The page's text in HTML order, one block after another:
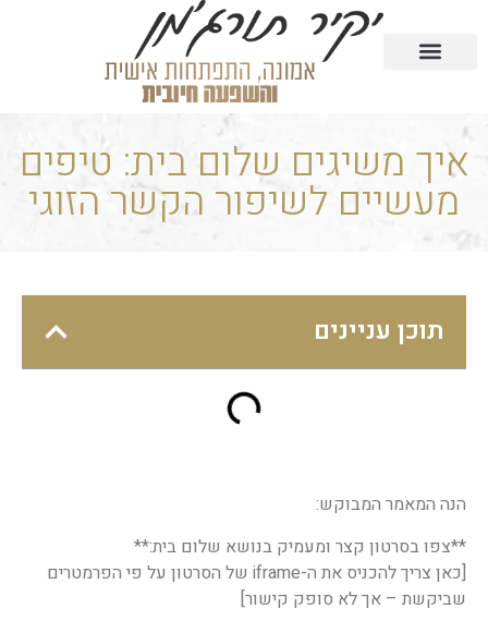
איך משיגים שלום בית: טיפים
מעשיים לשיפור הקשר הזוגי
הנה המאמר המבוקש:
**צפו בסרטון קצר ומעמיק בנושא שלום בית:**
[כאן צריך להכניס את ה-iframe של הסרטון על פי הפרמטרים
שביקשת – אך לא סופק קישור]
תוכן עניינים